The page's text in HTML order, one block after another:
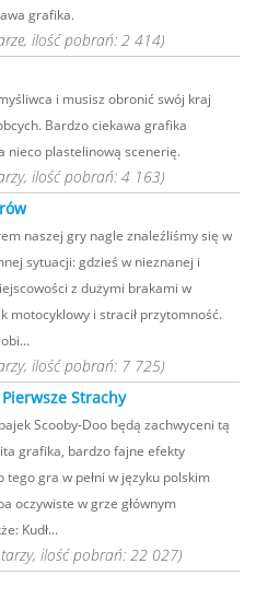
grafika.
ilość pobrań: 2 414)
i musisz obronić swój kraj
Bardzo ciekawa grafika
nieco plastelinową scenerię.
ilość pobrań: 4 163)
naszej gry nagle znaleźliśmy się w
sytuacji: gdzieś w nieznanej i
z dużymi brakami w
motocyklowy i stracił przytomność.
ilość pobrań: 7 725)
Strachy
Scooby-Doo będą zachwyceni tą
grafika, bardzo fajne efekty
tego gra w pełni w języku polskim
oczywiste w grze głównym
Kudł...
ilość pobrań: 22 027)